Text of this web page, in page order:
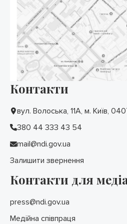
Контакти
вул. Волоська, 11А, м. Київ,
380 44 333 43 54
mail@ndi.gov.ua
Залишити звернення
Контакти для медіа
press@ndi.gov.ua
Медійна співпраця